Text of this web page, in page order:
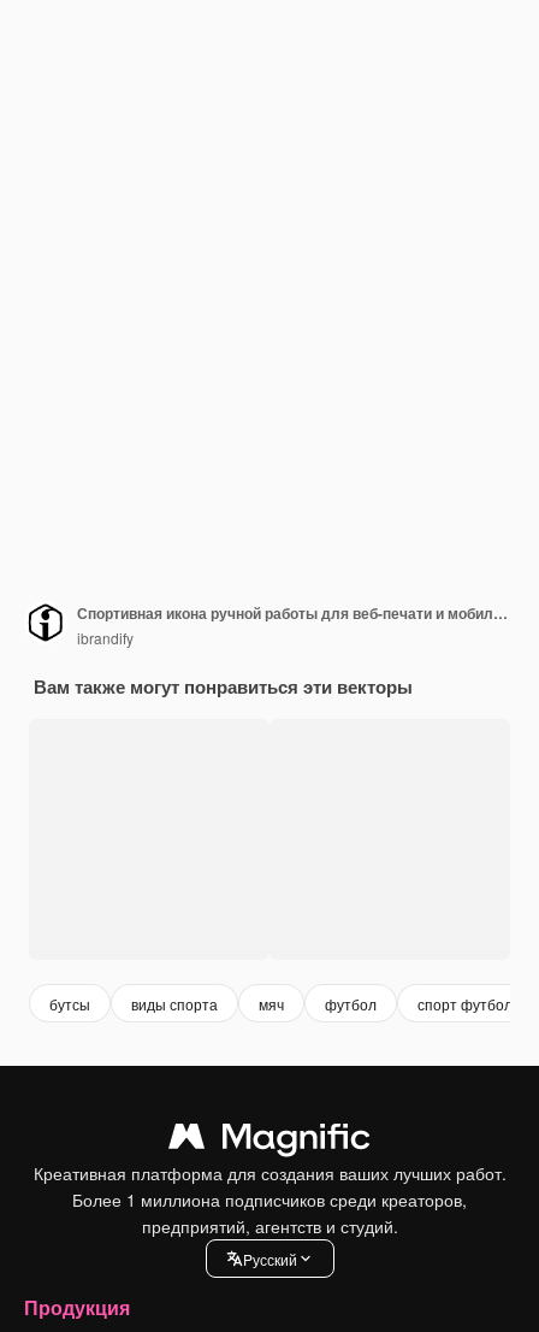
Спортивная икона ручной работы для веб-печати и мобильного набора UXUI, такого как посадка на скейтборд, катание на коньках, стрельба, стрельба, стрельба, спортивная пиктограмма, вектор
ibrandify
Вам также могут понравиться эти векторы
бутсы виды спорта мяч футбол спорт футбол
Креативная платформа для создания ваших лучших работ.
Более 1 миллиона подписчиков среди креаторов,
предприятий, агентств и студий.
Pусский
Продукция